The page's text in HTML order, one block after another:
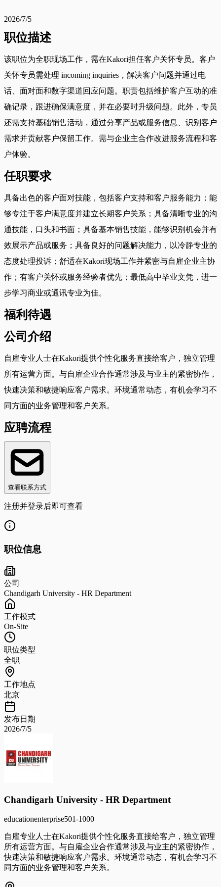
2026/7/5
职位描述
该职位为全职现场工作，需在Kakori担任客户关怀专员。客户
关怀专员需处理 incoming inquiries，解决客户问题并通过电
话、面对面和数字渠道回应问题。职责包括维护客户互动的准
确记录，跟进确保满意度，并在必要时升级问题。此外，专员
还需支持基础销售活动，通过分享产品或服务信息、识别客户
需求并贡献客户保留工作。需与企业主合作改进服务流程和客
户体验。
任职要求
具备出色的客户面对技能，包括客户支持和客户服务能力；能
够专注于客户满意度并建立长期客户关系；具备清晰专业的沟
通技能，口头和书面；具备基本销售技能，能够识别机会并有
效展示产品或服务；具备良好的问题解决能力，以冷静专业的
态度处理投诉；舒适在Kakori现场工作并紧密与自雇企业主协
作；有客户关怀或服务经验者优先；最低高中毕业文凭，进一
步学习商业或通讯专业为佳。
福利待遇
公司介绍
自雇专业人士在Kakori提供个性化服务直接给客户，独立管理
所有运营方面。与自雇企业合作通常涉及与业主的紧密协作，
快速决策和敏捷响应客户需求。环境通常动态，有机会学习不
同方面的业务管理和客户关系。
应聘流程
查看联系方式
注册并登录后即可查看
职位信息
公司
Chandigarh University - HR Department
工作模式
On-Site
职位类型
全职
工作地点
北京
发布日期
2026/7/5
Chandigarh University - HR Department
educationenterprise501-1000
自雇专业人士在Kakori提供个性化服务直接给客户，独立管理
所有运营方面。与自雇企业合作通常涉及与业主的紧密协作，
快速决策和敏捷响应客户需求。环境通常动态，有机会学习不
同方面的业务管理和客户关系。